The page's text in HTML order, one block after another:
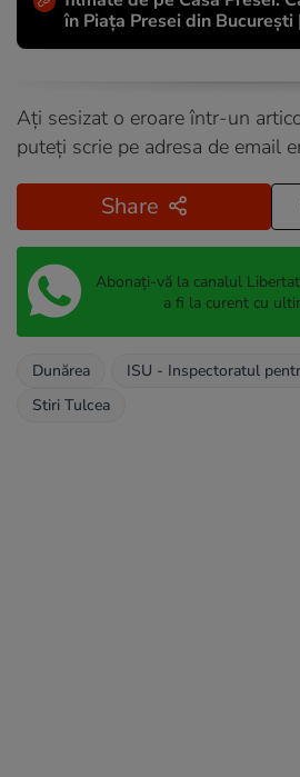
în Piața Presei din București
Ați sesizat o eroare într-un
puteți scrie pe adresa de email
Share
Abonați-vă la canalul
a fi la curent cu
Dunărea
ISU - Inspectoratul
Stiri Tulcea